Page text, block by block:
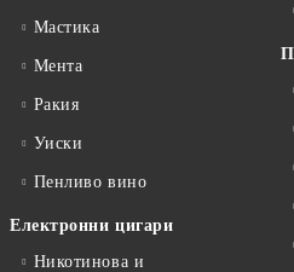
Мастика
Мента
Ракия
Уиски
Пенливо вино
Електронни цигари
Никотинова и